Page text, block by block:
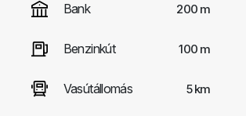
Bank 200 m
Benzinkút 100 m
Vasútállomás 5 km